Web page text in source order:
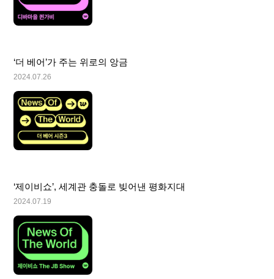
‘더 베어’가 주는 위로의 앙금
2024.07.26
‘제이비쇼’, 세계관 충돌로 빚어낸 평화지대
2024.07.19